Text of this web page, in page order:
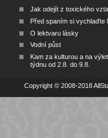
Jak odejít z toxického
Před spaním si vychlaďte
O lektvaru lásky
Vodní půst
Kam za kulturou a na
týdnu od 2.8. do 9.8.
Copyright © 2008-2018